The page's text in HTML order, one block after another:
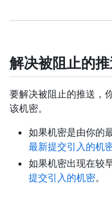
解决被阻止的
要解决被阻止的推送，
该机密。
如果机密是由你的
最新提交引入的机
如果机密出现在较
提交引入的机密。